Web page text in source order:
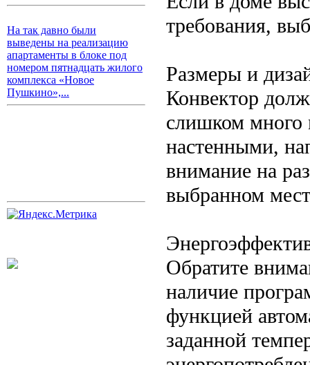
На так давно были
выведены на реализацию
апартаменты в блоке под
номером пятнадцать жилого
комплекса «Новое
Пушкино»,...
требования,
Размеры и
Конвектор
слишком много
настенными,
внимание на
выбранном
Обратите
наличие
функцией
заданной